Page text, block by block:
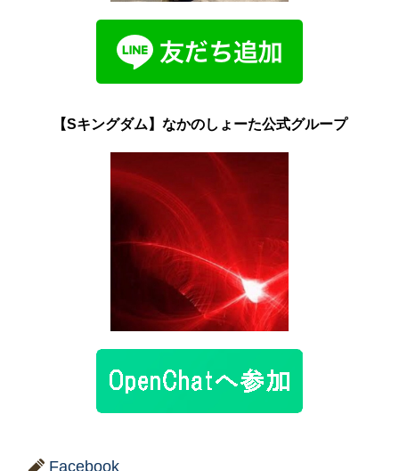
【Sキングダム】なかのしょーた公式グループ
Facebook